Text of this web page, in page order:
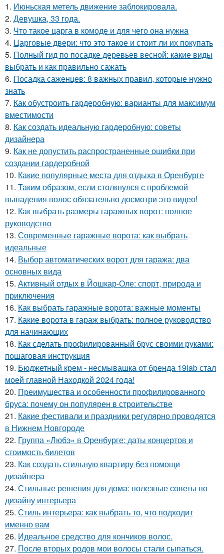
1. Июньская метель движение заблокировала.
2. Девушка, 33 года.
3. Что такое царга в комоде и для чего она нужна
4. Царговые двери: что это такое и стоит ли их покупать
5. Полный гид по посадке деревьев весной: какие виды
выбрать и как правильно сажать
6. Посадка саженцев: 8 важных правил, которые нужно
знать
7. Как обустроить гардеробную: варианты для максимум
вместимости
8. Как создать идеальную гардеробную: советы
дизайнера
9. Как не допустить распространенные ошибки при
создании гардеробной
10. Какие популярные места для отдыха в Оренбурге
11. Таким образом, если столкнулся с проблемой
выпадения волос обязательно досмотри это видео!
12. Как выбрать размеры гаражных ворот: полное
руководство
13. Современные гаражные ворота: как выбрать
идеальные
14. Выбор автоматических ворот для гаража: два
основных вида
15. Активный отдых в Йошкар-Оле: спорт, природа и
приключения
16. Как выбрать гаражные ворота: важные моменты
17. Какие ворота в гараж выбрать: полное руководство
для начинающих
18. Как сделать профилированный брус своими руками:
пошаговая инструкция
19. Бюджетный крем - несмывашка от бренда 19lab стал
моей главной Находкой 2024 года!
20. Преимущества и особенности профилированного
бруса: почему он популярен в строительстве
21. Какие фестивали и праздники регулярно проводятся
в Нижнем Новгороде
22. Группа «Любэ» в Оренбурге: даты концертов и
стоимость билетов
23. Как создать стильную квартиру без помощи
дизайнера
24. Стильные решения для дома: полезные советы по
дизайну интерьера
25. Стиль интерьера: как выбрать то, что подходит
именно вам
26. Идеальное средство для кончиков волос.
27. После вторых родов мои волосы стали сыпаться.